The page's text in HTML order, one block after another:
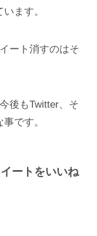
ます。
ート消すのはそ
後もTwitter、そ
です。
ートをいいね